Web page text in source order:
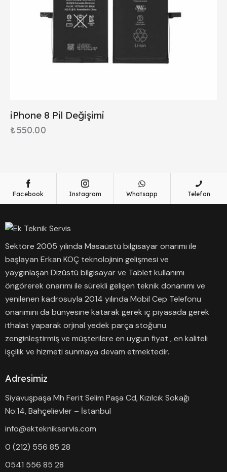
iPhone 8 Pil Değişimi
₺550.00
Facebook Instagram Whatsapp Telefon
Sektöre 2005 yılında Masaüstü bilgisayar onarımı ile
başlayan Erkan KOÇ teknolojinin gelişmesi ve
yaygınlaşan Dizüstü bilgisayar ve Tablet kullanımı
öngörerek onarımı ile sürekli gelişen teknik donanımı ve
yenilenen kadrosuyla 2014 yılında Mobil Cep Telefonu
onarımını da bünyesine katarak gerek iç piyasada gerek
ithalat yaparak orjinal yedek parça stoğunu
zenginleştirmiş ve müşterilere en uygun fiyat , en kaliteli
işçilik ve hizmeti sunmaya devam etmektedir.
Adresimiz
Siyavuşpaşa Mh Ferit Selim Paşa Cd, Kızılcık Sokağı
No:14, Bahçelievler – İstanbul
info@ekteknikservis.com
0 (212) 556 85 28
0541 556 85 28